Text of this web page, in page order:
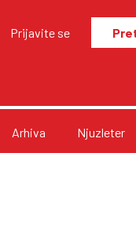
Prijavite se
Arhiva Njuzleter